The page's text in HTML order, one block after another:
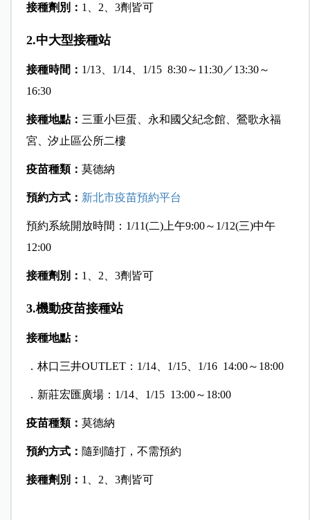
接種劑別： 1、2、3劑皆可
2.中大型接種站
接種時間： 1/13、1/14、1/15 8:30～11:30／13:30～
16:30
接種地點： 三重小巨蛋、永和國父紀念館、鶯歌永福
宮、汐止區公所二樓
疫苗種類： 莫德納
預約方式： 新北市疫苗預約平台
預約系統開放時間：1/11(二)上午9:00～1/12(三)中午
12:00
接種劑別： 1、2、3劑皆可
3.機動疫苗接種站
接種地點：
．林口三井OUTLET：1/14、1/15、1/16 14:00～18:00
．新莊宏匯廣場：1/14、1/15 13:00～18:00
疫苗種類： 莫德納
預約方式： 隨到隨打，不需預約
接種劑別： 1、2、3劑皆可